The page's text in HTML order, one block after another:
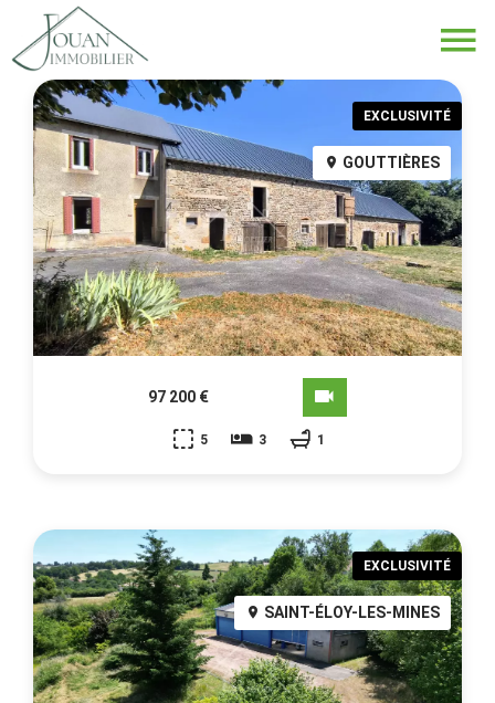
GOUTTIÈRES
97 200 €
5 3 1
EXCLUSIVITÉ
SAINT-ÉLOY-LES-MINES
EXCLUSIVITÉ